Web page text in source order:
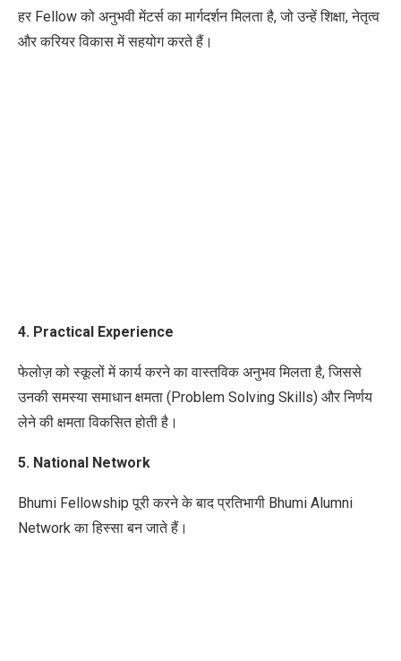
हर Fellow को अनुभवी मेंटर्स का मार्गदर्शन मिलता है, जो उन्हें शिक्षा, नेतृत्व
और करियर विकास में सहयोग करते हैं।
4. Practical Experience
फेलोज़ को स्कूलों में कार्य करने का वास्तविक अनुभव मिलता है, जिससे
उनकी समस्या समाधान क्षमता (Problem Solving Skills) और निर्णय
लेने की क्षमता विकसित होती है।
5. National Network
Bhumi Fellowship पूरी करने के बाद प्रतिभागी Bhumi Alumni
Network का हिस्सा बन जाते हैं।